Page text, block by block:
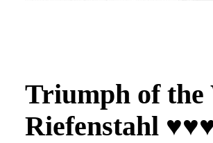
Triumph of the
Riefenstahl